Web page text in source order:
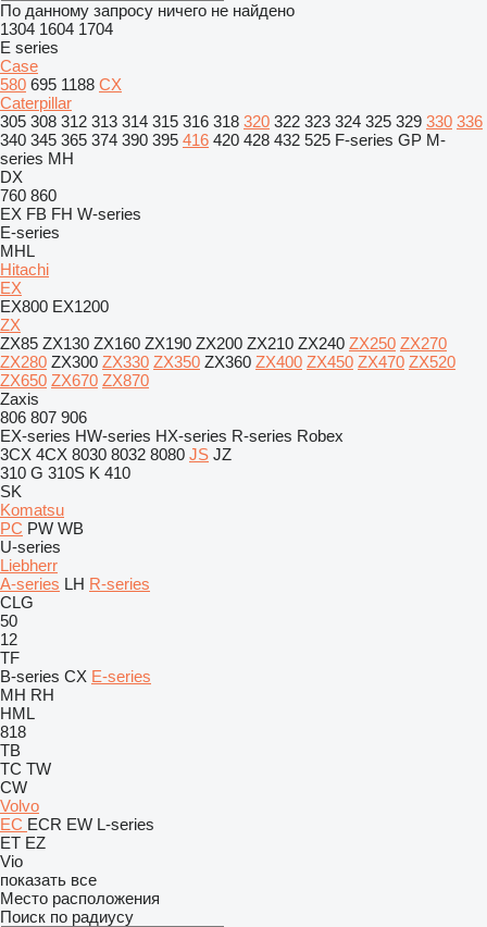
По данному запросу ничего не найдено
1304 1604 1704
E series
Case
580 695 1188 CX
Caterpillar
305 308 312 313 314 315 316 318 320 322 323 324 325 329 330 336
340 345 365 374 390 395 416 420 428 432 525 F-series GP M-
series MH
DX
760 860
EX FB FH W-series
E-series
MHL
Hitachi
EX
EX800 EX1200
ZX
ZX85 ZX130 ZX160 ZX190 ZX200 ZX210 ZX240 ZX250 ZX270
ZX280 ZX300 ZX330 ZX350 ZX360 ZX400 ZX450 ZX470 ZX520
ZX650 ZX670 ZX870
Zaxis
806 807 906
EX-series HW-series HX-series R-series Robex
3CX 4CX 8030 8032 8080 JS JZ
310 G 310S K 410
SK
Komatsu
PC PW WB
U-series
Liebherr
A-series LH R-series
CLG
50
12
TF
B-series CX E-series
MH RH
HML
818
TB
TC TW
CW
Volvo
EC ECR EW L-series
ET EZ
Vio
показать все
Место расположения
Поиск по радиусу